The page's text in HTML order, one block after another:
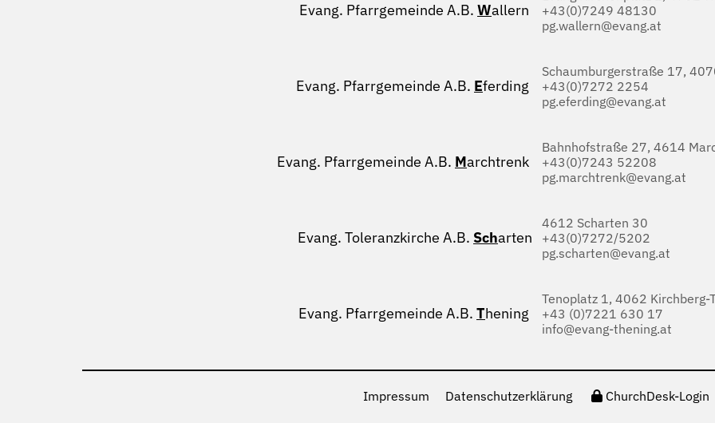
Evang. Pfarrgemeinde A.B. Wallern
+43(0)7249 48130
pg.wallern@evang.at
Evang. Pfarrgemeinde A.B. Eferding
Schaumburgerstraße 17,
+43(0)7272 2254
pg.eferding@evang.at
Evang. Pfarrgemeinde A.B. Marchtrenk
Bahnhofstraße 27, 4614
+43(0)7243 52208
pg.marchtrenk@evang.at
Evang. Toleranzkirche A.B. Scharten
4612 Scharten 30
+43(0)7272/5202
pg.scharten@evang.at
Evang. Pfarrgemeinde A.B. Thening
Tenoplatz 1, 4062 Kirchberg-
+43 (0)7221 630 17
info@evang-thening.at
Impressum Datenschutzerklärung ChurchDesk-Login